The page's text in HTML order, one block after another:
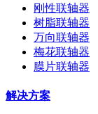
刚性联轴器
树脂联轴器
万向联轴器
梅花联轴器
膜片联轴器
解决方案